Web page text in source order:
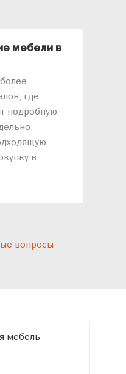
мебели в
где
подробную
в
вопросы
мебель